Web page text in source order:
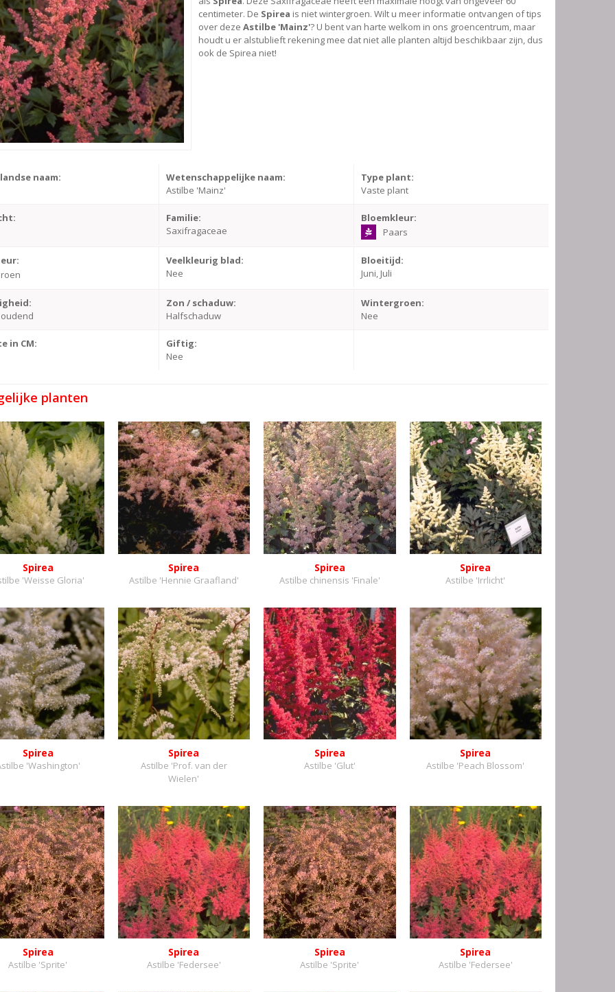
centimeter. De Spirea is niet wintergroen. Wilt u meer informatie ontvangen of tips
over deze Astilbe 'Mainz'? U bent van harte welkom in ons groencentrum, maar
houdt u er alstublieft rekening mee dat niet alle planten altijd beschikbaar zijn, dus
ook de Spirea niet!
naam:
Wetenschappelijke naam:
Astilbe 'Mainz'
Type plant:
Vaste plant
Familie:
Saxifragaceae
Bloemkleur:
Paars
Veelkleurig blad:
Nee
Bloeitijd:
Juni, Juli
Zon / schaduw:
Halfschaduw
Wintergroen:
Nee
in CM:
Giftig:
Nee
planten
Spirea
'Weisse Gloria'
Spirea
Astilbe 'Hennie Graafland'
Spirea
Astilbe chinensis 'Finale'
Spirea
Astilbe 'Irrlicht'
Spirea
'Washington'
Spirea
Astilbe 'Prof. van der
Wielen'
Spirea
Astilbe 'Glut'
Spirea
Astilbe 'Peach Blossom'
Spirea
Astilbe 'Sprite'
Spirea
Astilbe 'Federsee'
Spirea
Astilbe 'Sprite'
Spirea
Astilbe 'Federsee'